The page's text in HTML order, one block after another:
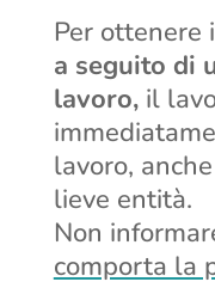
Per ottenere
a seguito di
lavoro,il
lavoro,
lieve entità.
Non
comporta la